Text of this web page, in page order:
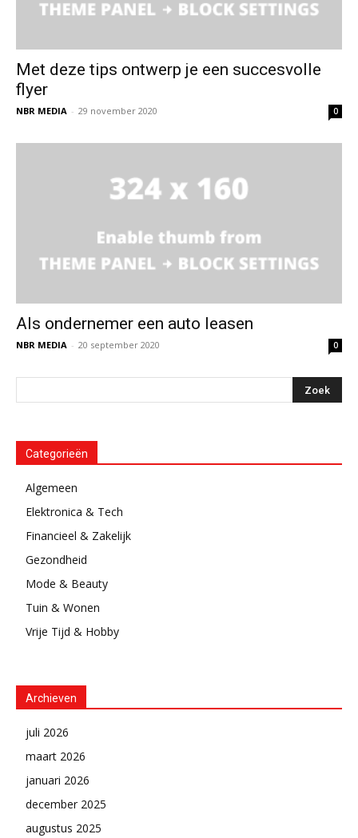
Met deze tips ontwerp je een succesvolle
flyer
NBR MEDIA - 29 november 2020 0
Als ondernemer een auto leasen
NBR MEDIA - 20 september 2020 0
Categorieën
Algemeen
Elektronica & Tech
Financieel & Zakelijk
Gezondheid
Mode & Beauty
Tuin & Wonen
Vrije Tijd & Hobby
Archieven
juli 2026
maart 2026
januari 2026
december 2025
augustus 2025